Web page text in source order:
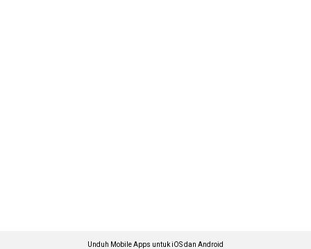
Unduh Mobile Apps untuk iOS dan Android